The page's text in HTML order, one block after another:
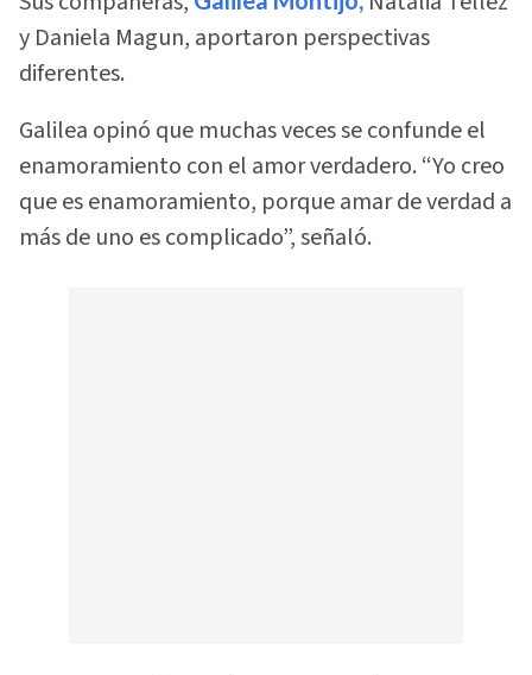
y Daniela Magun, aportaron perspectivas
diferentes.
Galilea opinó que muchas veces se confunde el
enamoramiento con el amor verdadero. “Yo creo
que es enamoramiento, porque amar de verdad a
más de uno es complicado”, señaló.